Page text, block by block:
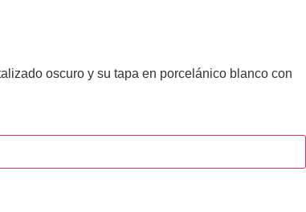
oscuro y su tapa en porcelánico blanco con